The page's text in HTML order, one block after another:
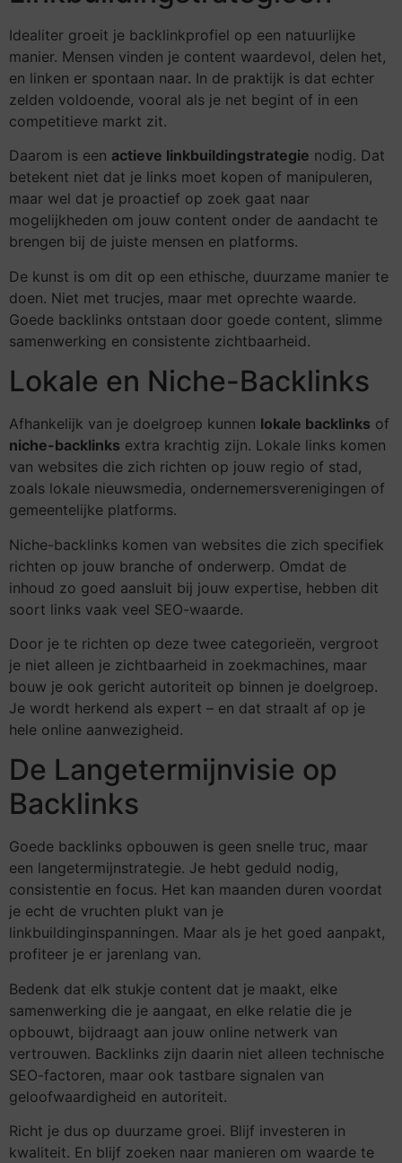
Idealiter groeit je backlinkprofiel op een natuurlijke
manier. Mensen vinden je content waardevol, delen het,
en linken er spontaan naar. In de praktijk is dat echter
zelden voldoende, vooral als je net begint of in een
competitieve markt zit.
Daarom is een actieve linkbuildingstrategie nodig. Dat
betekent niet dat je links moet kopen of manipuleren,
maar wel dat je proactief op zoek gaat naar
mogelijkheden om jouw content onder de aandacht te
brengen bij de juiste mensen en platforms.
De kunst is om dit op een ethische, duurzame manier te
doen. Niet met trucjes, maar met oprechte waarde.
Goede backlinks ontstaan door goede content, slimme
samenwerking en consistente zichtbaarheid.
Lokale en Niche-Backlinks
Afhankelijk van je doelgroep kunnen lokale backlinks of
niche-backlinks extra krachtig zijn. Lokale links komen
van websites die zich richten op jouw regio of stad,
zoals lokale nieuwsmedia, ondernemersverenigingen of
gemeentelijke platforms.
Niche-backlinks komen van websites die zich specifiek
richten op jouw branche of onderwerp. Omdat de
inhoud zo goed aansluit bij jouw expertise, hebben dit
soort links vaak veel SEO-waarde.
Door je te richten op deze twee categorieën, vergroot
je niet alleen je zichtbaarheid in zoekmachines, maar
bouw je ook gericht autoriteit op binnen je doelgroep.
Je wordt herkend als expert – en dat straalt af op je
hele online aanwezigheid.
De Langetermijnvisie op
Backlinks
Goede backlinks opbouwen is geen snelle truc, maar
een langetermijnstrategie. Je hebt geduld nodig,
consistentie en focus. Het kan maanden duren voordat
je echt de vruchten plukt van je
linkbuildinginspanningen. Maar als je het goed aanpakt,
profiteer je er jarenlang van.
Bedenk dat elk stukje content dat je maakt, elke
samenwerking die je aangaat, en elke relatie die je
opbouwt, bijdraagt aan jouw online netwerk van
vertrouwen. Backlinks zijn daarin niet alleen technische
SEO-factoren, maar ook tastbare signalen van
geloofwaardigheid en autoriteit.
Richt je dus op duurzame groei. Blijf investeren in
kwaliteit. En blijf zoeken naar manieren om waarde te